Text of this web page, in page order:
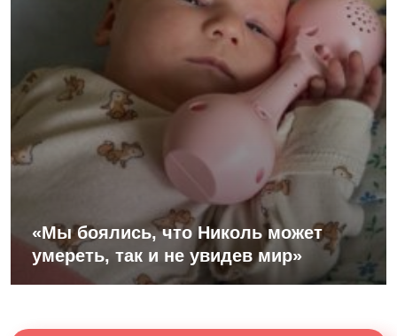
«Мы боялись, что Николь может
умереть, так и не увидев мир»